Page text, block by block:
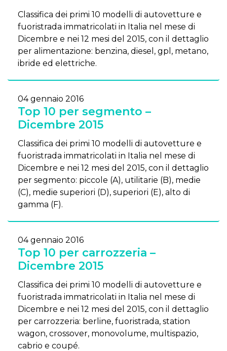
Classifica dei primi 10 modelli di autovetture e
fuoristrada immatricolati in Italia nel mese di
Dicembre e nei 12 mesi del 2015, con il dettaglio
per alimentazione: benzina, diesel, gpl, metano,
ibride ed elettriche.
04 gennaio 2016
Top 10 per segmento –
Dicembre 2015
Classifica dei primi 10 modelli di autovetture e
fuoristrada immatricolati in Italia nel mese di
Dicembre e nei 12 mesi del 2015, con il dettaglio
per segmento: piccole (A), utilitarie (B), medie
(C), medie superiori (D), superiori (E), alto di
gamma (F).
04 gennaio 2016
Top 10 per carrozzeria –
Dicembre 2015
Classifica dei primi 10 modelli di autovetture e
fuoristrada immatricolati in Italia nel mese di
Dicembre e nei 12 mesi del 2015, con il dettaglio
per carrozzeria: berline, fuoristrada, station
wagon, crossover, monovolume, multispazio,
cabrio e coupé.